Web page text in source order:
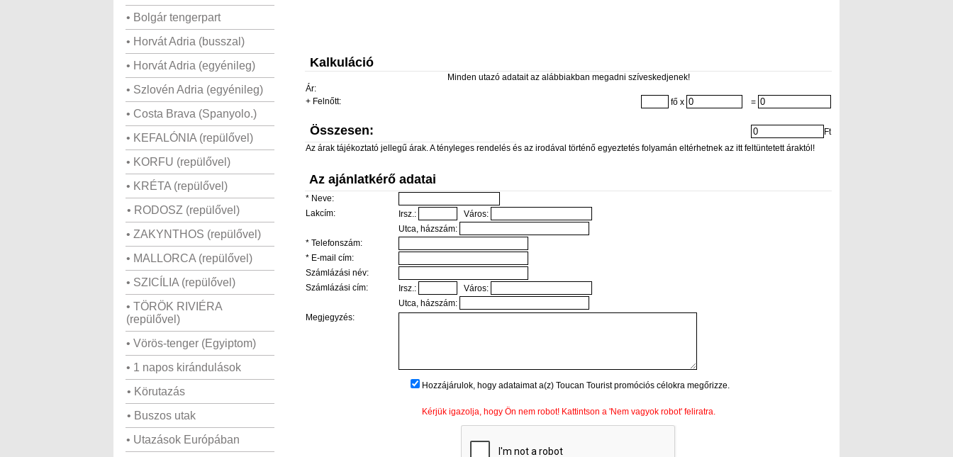
• Bolgár tengerpart
• Horvát Adria (busszal)
• Horvát Adria (egyénileg)
• Szlovén Adria (egyénileg)
• Costa Brava (Spanyolo.)
• KEFALÓNIA (repülővel)
• KORFU (repülővel)
• KRÉTA (repülővel)
• RODOSZ (repülővel)
• ZAKYNTHOS (repülővel)
• MALLORCA (repülővel)
• SZICÍLIA (repülővel)
• TÖRÖK RIVIÉRA
(repülővel)
• Vörös-tenger (Egyiptom)
• 1 napos kirándulások
• Körutazás
• Buszos utak
• Utazások Európában
Kalkuláció
Minden utazó adatait az alábbiakban megadni szíveskedjenek!
Ár:
+ Felnőtt: fő x =
Összesen:
Ft
Az árak tájékoztató jellegű árak. A tényleges rendelés és az irodával történő egyeztetés folyamán eltérhetnek az itt feltüntetett áraktól!
Az ajánlatkérő adatai
* Neve:
Lakcím:
Irsz.:
Város:
Utca, házszám:
* Telefonszám:
* E-mail cím:
Számlázási név:
Számlázási cím:
Irsz.:
Város:
Utca, házszám:
Megjegyzés:
Hozzájárulok, hogy adataimat a(z) Toucan Tourist promóciós célokra megőrizze.
Kérjük igazolja, hogy Ön nem robot! Kattintson a 'Nem vagyok robot' feliratra.